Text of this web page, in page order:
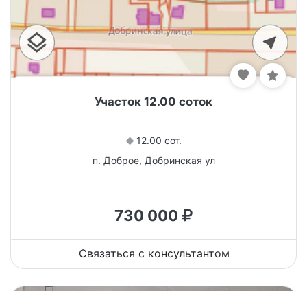
Участок 12.00 соток
12.00 сот.
п. Доброе, Добринская ул
730 000
Связаться с консультантом